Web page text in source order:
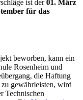
ist der01. März
für das
beworben, kann ein
Rosenheim und
die Haftung
gewährleisten, wird
Technischen